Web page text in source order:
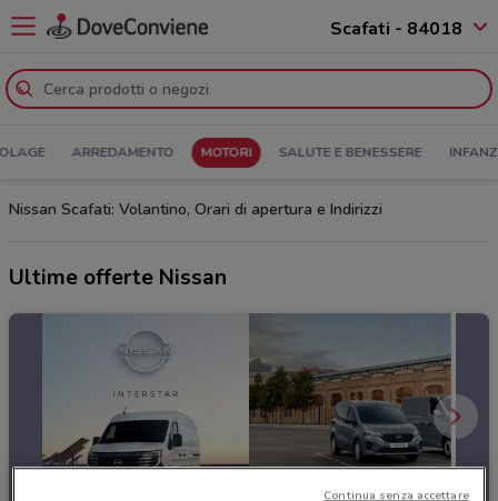
Scafati - 84018
ARREDAMENTO MOTORI SALUTE E BENESSERE
Nissan Scafati: Volantino, Orari di apertura e Indirizzi
Ultime offerte Nissan
Continua senza accettare